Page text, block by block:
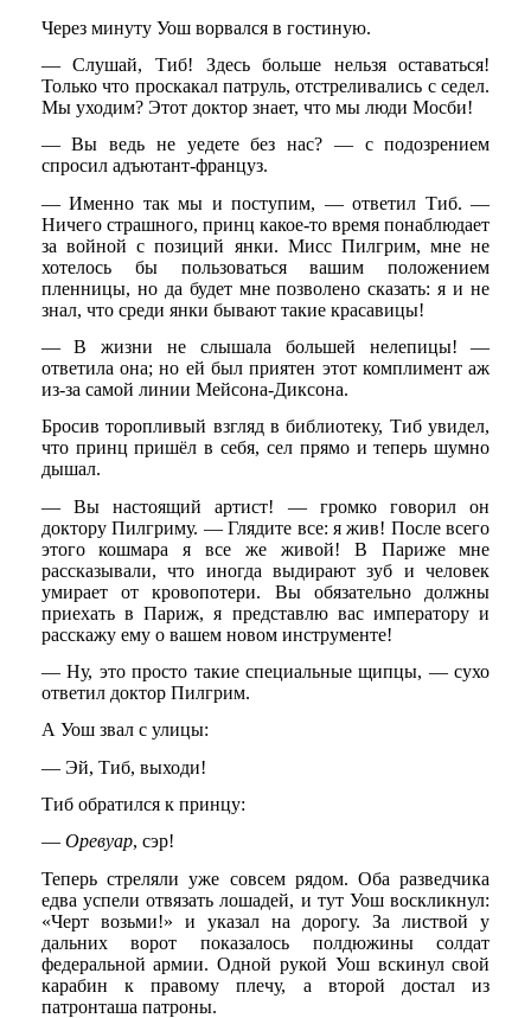
Через минуту Уош ворвался в гостиную.
— Слушай, Тиб! Здесь больше нельзя оставаться!
Только что проскакал патруль, отстреливались с седел.
Мы уходим? Этот доктор знает, что мы люди Мосби!
— Вы ведь не уедете без нас? — с подозрением
спросил адъютант-француз.
— Именно так мы и поступим, — ответил Тиб. —
Ничего страшного, принц какое-то время понаблюдает
за войной с позиций янки. Мисс Пилгрим, мне не
хотелось бы пользоваться вашим положением
пленницы, но да будет мне позволено сказать: я и не
знал, что среди янки бывают такие красавицы!
— В жизни не слышала большей нелепицы! —
ответила она; но ей был приятен этот комплимент аж
из-за самой линии Мейсона-Диксона.
Бросив торопливый взгляд в библиотеку, Тиб увидел,
что принц пришёл в себя, сел прямо и теперь шумно
дышал.
— Вы настоящий артист! — громко говорил он
доктору Пилгриму. — Глядите все: я жив! После всего
этого кошмара я все же живой! В Париже мне
рассказывали, что иногда выдирают зуб и человек
умирает от кровопотери. Вы обязательно должны
приехать в Париж, я представлю вас императору и
расскажу ему о вашем новом инструменте!
— Ну, это просто такие специальные щипцы, — сухо
ответил доктор Пилгрим.
А Уош звал с улицы:
— Эй, Тиб, выходи!
Тиб обратился к принцу:
— Оревуар, сэр!
Теперь стреляли уже совсем рядом. Оба разведчика
едва успели отвязать лошадей, и тут Уош воскликнул:
«Черт возьми!» и указал на дорогу. За листвой у
дальних ворот показалось полдюжины солдат
федеральной армии. Одной рукой Уош вскинул свой
карабин к правому плечу, а второй достал из
патронташа патроны.